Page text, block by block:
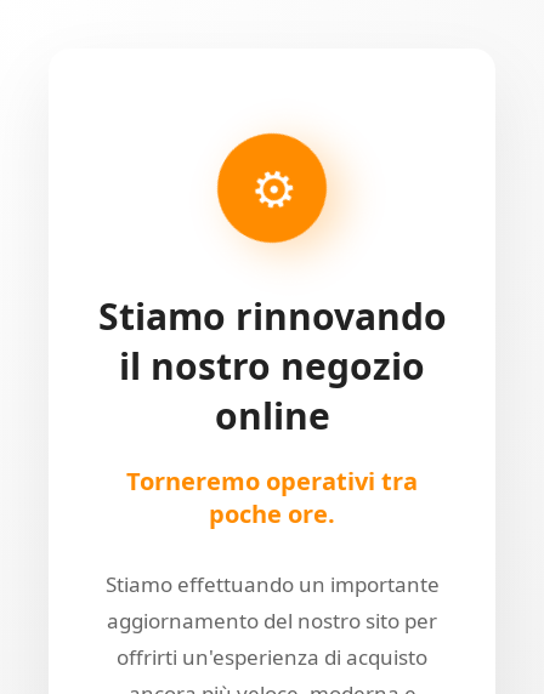
⚙
Stiamo rinnovando
il nostro negozio
online
Torneremo operativi tra
poche ore.
Stiamo effettuando un importante
aggiornamento del nostro sito per
offrirti un'esperienza di acquisto